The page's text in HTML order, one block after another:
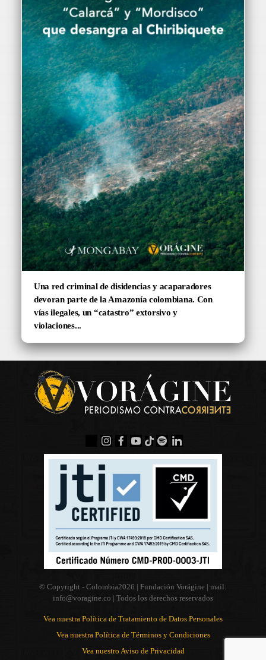
Una red criminal de disidencias y acaparadores
devoran parte de la Amazonía colombiana. Con
vías ilegales, un “catastro” extorsivo y
violaciones...
© Copyright - Colombia2026 | Fundación Vorágine | mail:
info@voragine.co | Todos los derechos reservados
Vea nuestra Política de Tratamiento de Datos Personales
Vea nuestra Política de Términos y Condiciones
Vea nuestro Aviso de Privacidad